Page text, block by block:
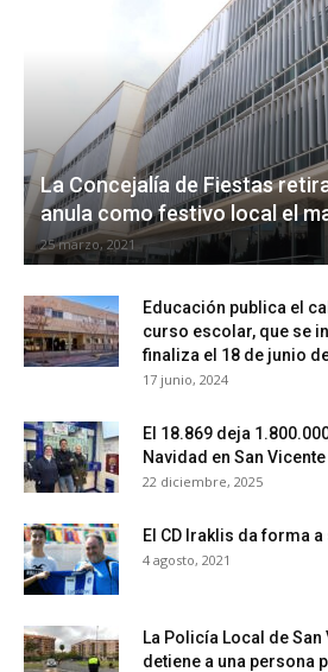
La Concejalía de Fiestas
anula como festivo local el
25 marzo, 2021
Educación publica el
curso escolar, que se
finaliza el 18 de junio
17 junio, 2024
El 18.869 deja
Navidad en San
22 diciembre, 2025
El CD Iraklis da forma
4 agosto, 2021
La Policía Local de
detiene a una persona